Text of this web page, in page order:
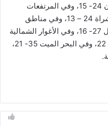
26- 17 درجة مئوية، وفي غرب عمّان 24- 15، وفي المرتفعات
الشمالية 22- 12، وفي مرتفعات الشراة 24 – 13، وفي مناطق
البادية 31 – 16، وفي مناطق السهول 27- 16، وفي الأغوار الشمالية
34 – 20، وفي الأغوار الجنوبية 36- 22، وفي البحر الميت 35- 21،